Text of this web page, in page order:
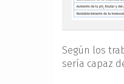
Según los
sería capaz